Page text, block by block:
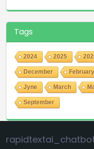
Tags
2024 2025
December February
Jyne March
September
rapidtextai_chatbot